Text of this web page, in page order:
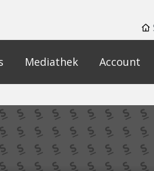
Mediathek Account